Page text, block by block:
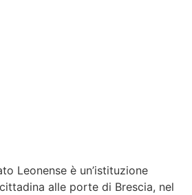
Leonense è un’istituzione
alle porte di Brescia, nel